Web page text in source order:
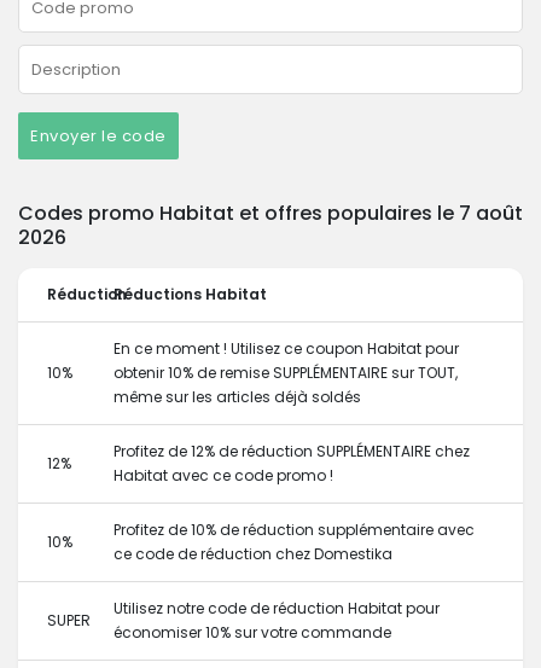
Envoyer le code
Codes promo Habitat et offres populaires le 7 août
2026
RéductionRéductions Habitat
10%
En ce moment ! Utilisez ce coupon Habitat pour
obtenir 10% de remise SUPPLÉMENTAIRE sur TOUT,
même sur les articles déjà soldés
12%
Profitez de 12% de réduction SUPPLÉMENTAIRE chez
Habitat avec ce code promo !
10%
Profitez de 10% de réduction supplémentaire avec
ce code de réduction chez Domestika
SUPER
Utilisez notre code de réduction Habitat pour
économiser 10% sur votre commande